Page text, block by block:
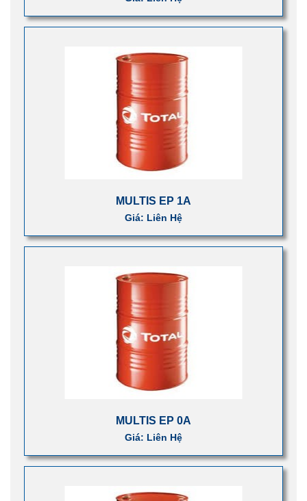
MULTIS EP 1A
Giá: Liên Hệ
MULTIS EP 0A
Giá: Liên Hệ